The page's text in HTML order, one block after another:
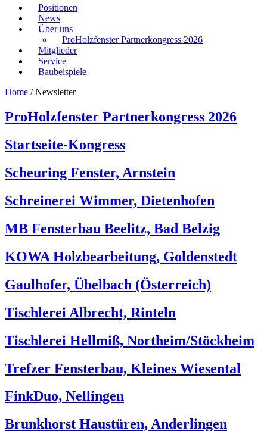
Positionen
News
Über uns
ProHolzfenster Partnerkongress 2026
Mitglieder
Service
Baubeispiele
Home /Newsletter
ProHolzfenster Partnerkongress 2026
Startseite-Kongress
Scheuring Fenster, Arnstein
Schreinerei Wimmer, Dietenhofen
MB Fensterbau Beelitz, Bad Belzig
KOWA Holzbearbeitung, Goldenstedt
Gaulhofer, Übelbach (Österreich)
Tischlerei Albrecht, Rinteln
Tischlerei Hellmiß, Northeim/Stöckheim
Trefzer Fensterbau, Kleines Wiesental
FinkDuo, Nellingen
Brunkhorst Haustüren, Anderlingen